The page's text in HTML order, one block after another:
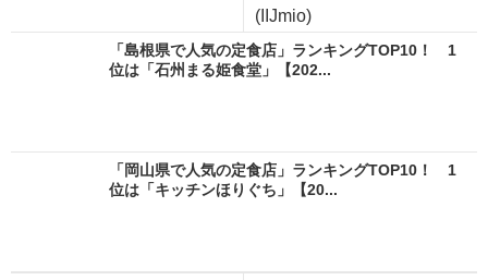
(IIJmio)
「島根県で人気の定食店」ランキングTOP10！ 1
位は「石州まる姫食堂」【202...
「岡山県で人気の定食店」ランキングTOP10！ 1
位は「キッチンほりぐち」【20...